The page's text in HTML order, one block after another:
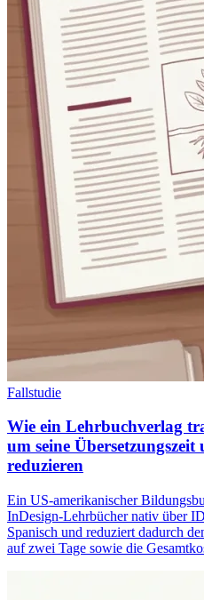
Fallstudie
Wie ein Lehrbuchverlag
um seine
reduzieren
Ein US-amerikanischer
InDesign-Lehrbücher nativ über
Spanisch und reduziert dadurch
auf zwei Tage sowie die